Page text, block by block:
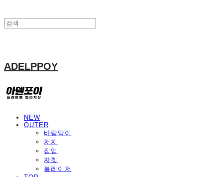
ADELPPOY
NEW
OUTER
바람막이
저지
집업
자켓
블레이저